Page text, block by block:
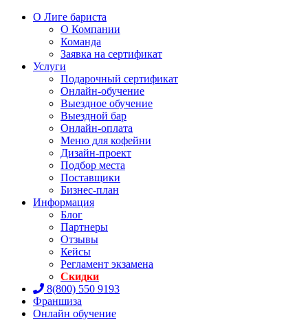
О Лиге бариста
О Компании
Команда
Заявка на сертификат
Услуги
Подарочный сертификат
Онлайн-обучение
Выездное обучение
Выездной бар
Онлайн-оплата
Меню для кофейни
Дизайн-проект
Подбор места
Поставщики
Бизнес-план
Информация
Блог
Партнеры
Отзывы
Кейсы
Регламент экзамена
Скидки
8(800) 550 9193
Франшиза
Онлайн обучение